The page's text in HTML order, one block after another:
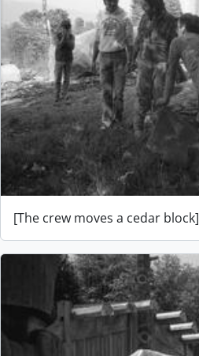
[The crew moves a cedar block]